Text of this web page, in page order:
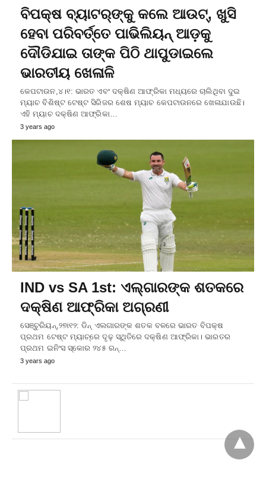
ବିପକ୍ଷ ବ୍ୟାଟର୍‌ଙ୍କୁ କଲେ ଆଉଟ୍‌, ଖୁସି
ହେବା ପରିବର୍ତ୍ତେ ପାଭିଲିୟନ୍‌ ଆଡ଼କୁ
ଦୌଡିଯାଇ ତାଙ୍କ ପିଠି ଥାପୁଡାଇଲେ
ଭାରତୀୟ ଖେଳାଳି
କେପଟାଉନ,୪।୧: ଭାରତ ଏବଂ ଦକ୍ଷିଣ ଆଫ୍ରିକା ମଧ୍ୟରେ ଚାଲିଥିବା ଦୁଇ
ମ୍ୟାଚ ବିଶିଷ୍ଟ ଟେଷ୍ଟ ସିରିଜର ଶେଷ ମ୍ୟାଚ କେପଟାଉନରେ ଖେଳାଯାଉଛି।
ଏହି ମ୍ୟାଚ ଦକ୍ଷିଣ ଆଫ୍ରିକା…
3 years ago
IND vs SA 1st: ଏଲ୍‌ଗାରଙ୍କ ଶତକରେ
ଦକ୍ଷିଣ ଆଫ୍ରିକା ଅଗ୍ରଣୀ
ସେଞ୍ଚୁରିୟନ୍‌,୨୭ା୧୨: ଡିନ୍‌ ଏଲଗାରଙ୍କ ଶତକ ବଳରେ ଭାରତ ବିପକ୍ଷ
ପ୍ରଥମ ଟେଷ୍ଟ ମ୍ୟାଚ୍‌ରେ ଦୃଢ଼ ସ୍ଥିତିରେ ଦକ୍ଷିଣ ଆଫ୍ରିକା। ଭାରତର
ପ୍ରଥମ ଇନିଂସ ସ୍କୋର ୨୪୫ ରନ୍‌…
3 years ago